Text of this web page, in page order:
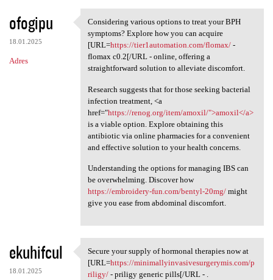
ofogipu
18.01.2025
Adres
Considering various options
Considering various options to treat your BPH
symptoms? Explore how you can acquire
[URL=https://tier1automation.com/flomax/-
flomax c0.2[/URL - online, offering a
straightforward solution to alleviate discomfort.
Research suggests that for those seeking bacterial
infection treatment, <a
href="https://renog.org/item/amoxil/">amoxil</a>
is a viable option. Explore obtaining this
antibiotic via online pharmacies for a convenient
and effective solution to your health concerns.
Understanding the options for managing IBS can
be overwhelming. Discover how
https://embroidery-fun.com/bentyl-20mg/might
give you ease from abdominal discomfort.
ekuhifcul
18.01.2025
Secure your supply of
Secure your supply of hormonal therapies now at
[URL=https://minimallyinvasivesurgerymis.com/p
riligy/- priligy generic pills[/URL - .